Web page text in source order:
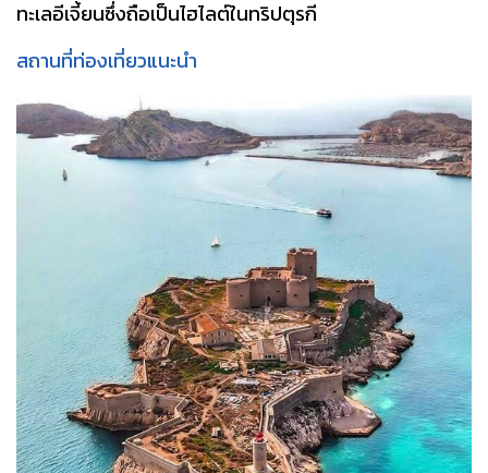
ทะเลอีเจี้ยนซึ่งถือเป็นไฮไลต์ในทริปตุรกี
สถานที่ท่องเที่ยวแนะนำ